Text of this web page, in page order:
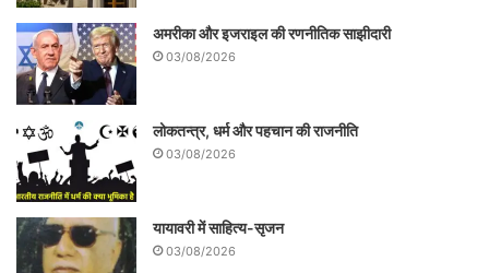
अमरीका और इजराइल की रणनीतिक साझीदारी
03/08/2026
लोकतन्त्र, धर्म और पहचान की राजनीति
03/08/2026
यायावरी में साहित्य-सृजन
03/08/2026